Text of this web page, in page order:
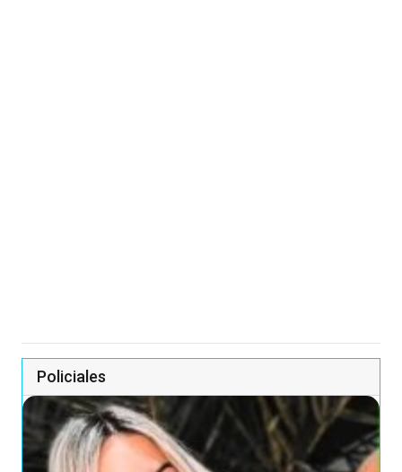
Policiales